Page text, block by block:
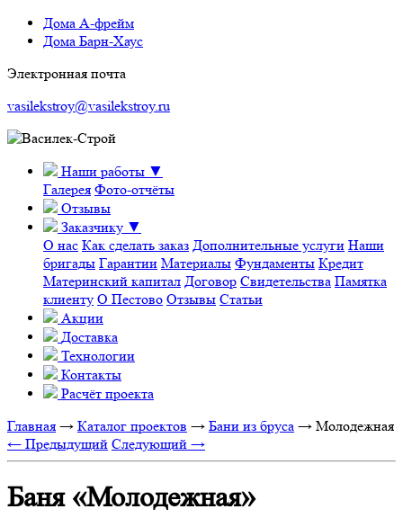
Дома А-фрейм
Дома Барн-Хаус
Электронная почта
vasilekstroy@vasilekstroy.ru
Наши работы ▼
Галерея Фото-отчёты
Отзывы
Заказчику ▼
О нас Как сделать заказ Дополнительные услуги Наши
бригады Гарантии Материалы Фундаменты Кредит
Материнский капитал Договор Свидетельства Памятка
клиенту О Пестово Отзывы Статьи
Акции
Доставка
Технологии
Контакты
Расчёт проекта
Главная → Каталог проектов → Бани из бруса → Молодежная
← Предыдущий Следующий →
Баня «Молодежная»